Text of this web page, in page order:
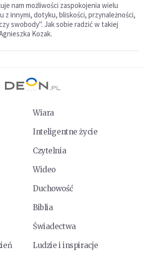
nam możliwości zaspokojenia wielu
z innymi, dotyku, bliskości, przynależności,
swobody". Jak sobie radzić w takiej
Kozak.
Wiara
Inteligentne życie
Czytelnia
Wideo
Duchowość
Biblia
Świadectwa
Ludzie i inspiracje